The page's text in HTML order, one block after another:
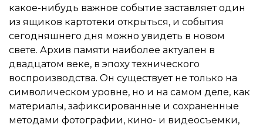
какое-нибудь важное событие заставляет один
из ящиков картотеки открыться, и события
сегодняшнего дня можно увидеть в новом
свете. Архив памяти наиболее актуален в
двадцатом веке, в эпоху технического
воспроизводства. Он существует не только на
символическом уровне, но и на самом деле, как
материалы, зафиксированные и сохраненные
методами фотографии, кино- и видеосъемки,